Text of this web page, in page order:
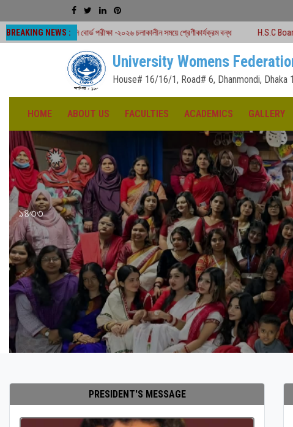
BREAKING NEWS :
বোর্ড পরীক্ষা -২০২৬ চলাকালীন সময়ে শ্রেণীকার্যক্রম বন্ধ H.S.C Board Exam Seat Plan (
University Womens
House# 16/16/1, Road# 6, Dhanmondi, Dhaka
HOME ABOUT US FACULTIES ACADEMICS GALLERY
১৪৩৩
PRESIDENT'S MESSAGE